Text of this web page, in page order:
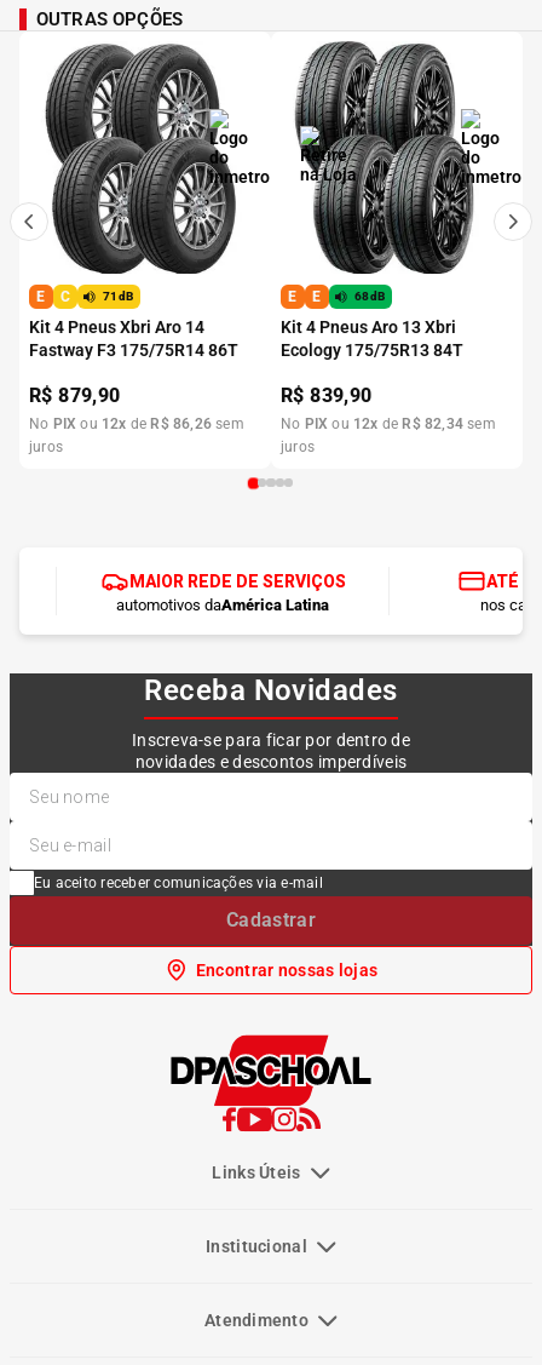
OUTRAS OPÇÕES
E C 71dB
Kit 4 Pneus Xbri Aro 14
Fastway F3 175/75R14 86T
R$879,90
No PIX ou 12x de R$ 86,26 sem
juros
E E 68dB
Kit 4 Pneus Aro 13 Xbri
Ecology 175/75R13 84T
R$839,90
No PIX ou 12x de R$ 82,34 sem
juros
MAIOR REDE DE SERVIÇOS
automotivos daAmérica Latina
ATÉ
nos
Receba Novidades
Inscreva-se para ficar por dentro de
novidades e descontos imperdíveis
Eu aceito receber comunicações via e-mail
Cadastrar
Encontrar nossas lojas
Links Úteis
Institucional
Atendimento